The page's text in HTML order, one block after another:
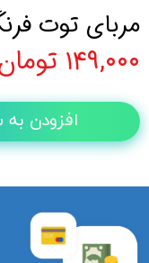
مربای توت فرنگی 300گرمی
۱۴۹,۰۰۰ تومان
افزودن